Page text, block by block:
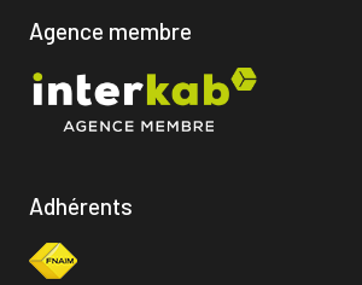
Agence membre
Adhérents